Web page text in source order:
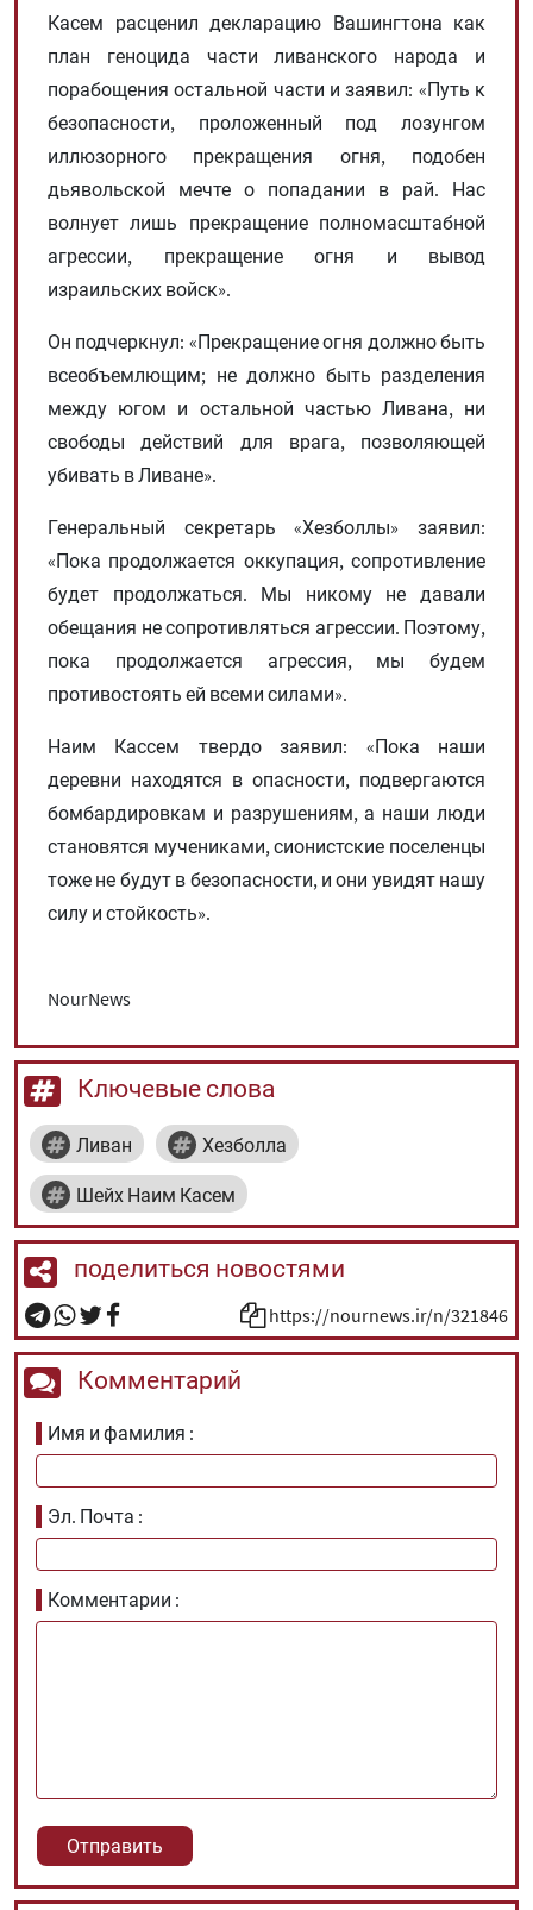
Касем расценил декларацию Вашингтона как
план геноцида части ливанского народа и
порабощения остальной части и заявил: «Путь к
безопасности, проложенный под лозунгом
иллюзорного прекращения огня, подобен
дьявольской мечте о попадании в рай. Нас
волнует лишь прекращение полномасштабной
агрессии, прекращение огня и вывод
израильских войск».
Он подчеркнул: «Прекращение огня должно быть
всеобъемлющим; не должно быть разделения
между югом и остальной частью Ливана, ни
свободы действий для врага, позволяющей
убивать в Ливане».
Генеральный секретарь «Хезболлы» заявил:
«Пока продолжается оккупация, сопротивление
будет продолжаться. Мы никому не давали
обещания не сопротивляться агрессии. Поэтому,
пока продолжается агрессия, мы будем
противостоять ей всеми силами».
Наим Кассем твердо заявил: «Пока наши
деревни находятся в опасности, подвергаются
бомбардировкам и разрушениям, а наши люди
становятся мучениками, сионистские поселенцы
тоже не будут в безопасности, и они увидят нашу
силу и стойкость».
NourNews
Ключевые слова
Ливан Хезболла
Шейх Наим Касем
поделиться новостями
https://nournews.ir/n/321846
Комментарий
Имя и фамилия
Эл. Почта
Комментарии